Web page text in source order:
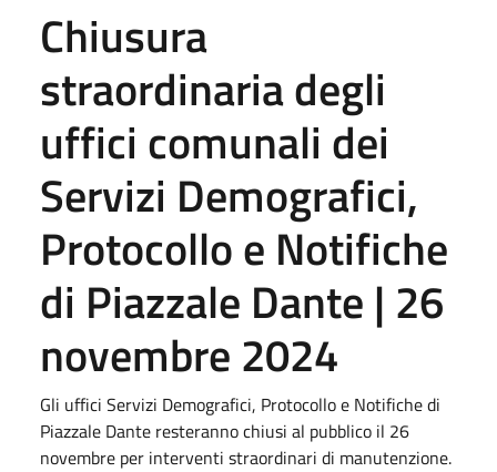
Chiusura
straordinaria degli
uffici comunali dei
Servizi Demografici,
Protocollo e Notifiche
di Piazzale Dante | 26
novembre 2024
Gli uffici Servizi Demografici, Protocollo e Notifiche di
Piazzale Dante resteranno chiusi al pubblico il 26
novembre per interventi straordinari di manutenzione.